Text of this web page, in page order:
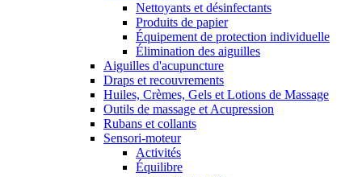
Nettoyants et désinfectants
Produits de papier
Équipement de protection individuelle
Élimination des aiguilles
Aiguilles d'acupuncture
Draps et recouvrements
Huiles, Crèmes, Gels et Lotions de Massage
Outils de massage et Acupression
Rubans et collants
Sensori-moteur
Activités
Équilibre